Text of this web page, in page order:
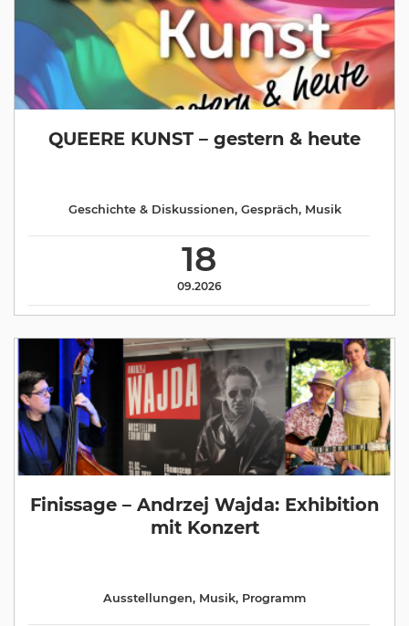
QUEERE KUNST – gestern & heute
18
09.2026
Geschichte & Diskussionen, Gespräch, Musik
Finissage – Andrzej Wajda: Exhibition
mit Konzert
Ausstellungen, Musik, Programm